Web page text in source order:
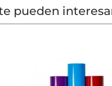
pueden